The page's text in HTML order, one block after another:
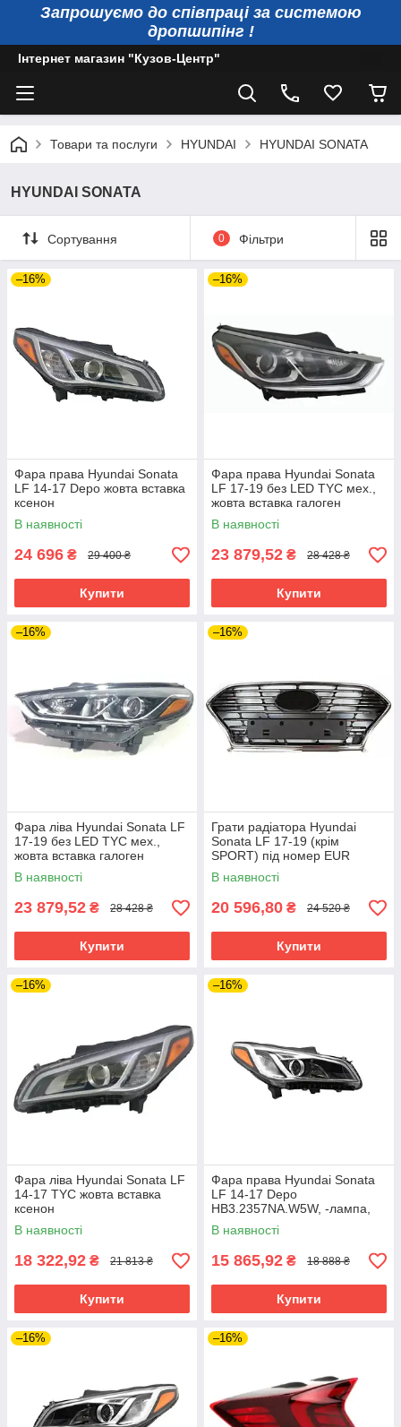
Запрошуємо до співпраці за системою
дропшипінг !
Інтернет магазин "Кузов-Центр"
Товари та послуги HYUNDAI HYUNDAI SONATA
HYUNDAI SONATA
Сортування 0 Фільтри
–16%
Фара права Hyundai Sonata
LF 14-17 Depo жовта вставка
ксенон
В наявності
24 696 ₴ 29 400 ₴
Купити
–16%
Фара права Hyundai Sonata
LF 17-19 без LED TYC мех.,
жовта вставка галоген
В наявності
23 879,52 ₴ 28 428 ₴
Купити
–16%
Фара ліва Hyundai Sonata LF
17-19 без LED TYC мех.,
жовта вставка галоген
В наявності
23 879,52 ₴ 28 428 ₴
Купити
–16%
Грати радіатора Hyundai
Sonata LF 17-19 (крім
SPORT) під номер EUR
(Тайвань) FP 3253 990
В наявності
20 596,80 ₴ 24 520 ₴
Купити
–16%
Фара ліва Hyundai Sonata LF
14-17 TYC жовта вставка
ксенон
В наявності
18 322,92 ₴ 21 813 ₴
Купити
–16%
Фара права Hyundai Sonata
LF 14-17 Depo
HB3.2357NA.W5W, -лампа,
жовт.вставка галоген
SPORT/LIMITED
В наявності
15 865,92 ₴ 18 888 ₴
Купити
–16% –16%